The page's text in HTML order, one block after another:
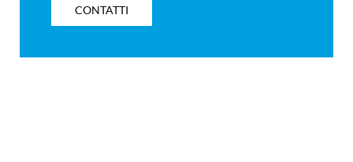
CONTATTI